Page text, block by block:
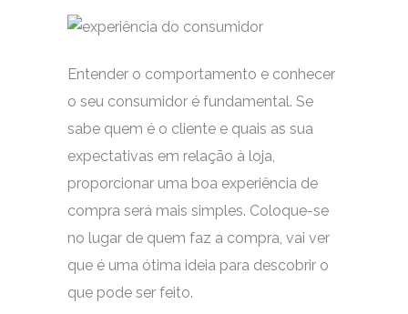
Entender o comportamento e conhecer
o seu consumidor é fundamental. Se
sabe quem é o cliente e quais as sua
expectativas em relação à loja,
proporcionar uma boa experiência de
compra será mais simples. Coloque-se
no lugar de quem faz a compra, vai ver
que é uma ótima ideia para descobrir o
que pode ser feito.